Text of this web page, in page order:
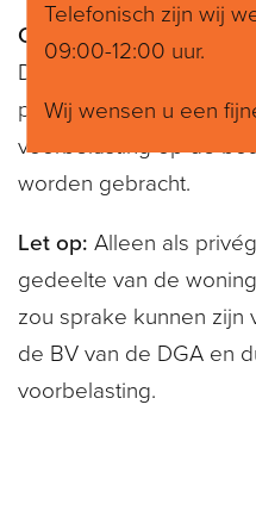
Conclusie rechter
De verhuur van het
parkeerplaats) is
voorbelasting op de
worden gebracht.
Let op: Alleen als
gedeelte van de
zou sprake kunnen zijn
de BV van de DGA en
voorbelasting.
Telefonisch zijn wij
09:00-12:00 uur.
Wij wensen u een